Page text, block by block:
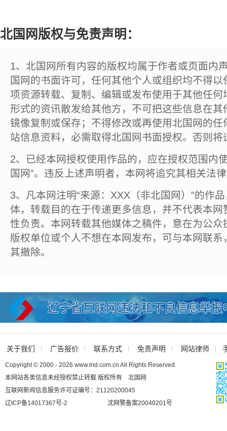
北国网版权与免责声明：
1、北国网所有内容的版权均属于作者或页面内
国网的书面许可，任何其他个人或组织均不得
项资源转载、复制、编辑或发布使用于其他任
形式的资讯散发给其他方，不可把这些信息在
镜像复制或保存；不得修改或再使用北国网的
站信息资料，必需取得北国网书面授权。否则将
2、已经本网授权使用作品的，应在授权范围内
国网”。违反上述声明者，本网将追究其相关法
3、凡本网注明“来源：XXX（非北国网）”的作
体，转载目的在于传递更多信息，并不代表本
性负责。本网转载其他媒体之稿件，意在为公
版权单位或个人不想在本网发布，可与本网联
其撤除。
关于我们 广告报价 联系方式 免责声明 网站律师
Copyright © 2000 - 2026 www.lnd.com.cn All Rights Reserved.
本网站各类信息未经授权禁止转载 版权所有 北国网
互联网新闻信息服务许可证编号：21120200045
辽ICP备14017367号-2
沈网警备案20040201号